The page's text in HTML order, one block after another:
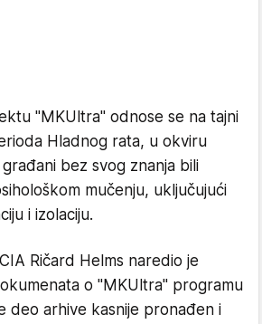
"MKUltra" odnose se na tajni
Hladnog rata, u okviru
bez svog znanja bili
mučenju, uključujući
i izolaciju.
Ričard Helms naredio je
o "MKUltra" programu
deo arhive kasnije pronađen i